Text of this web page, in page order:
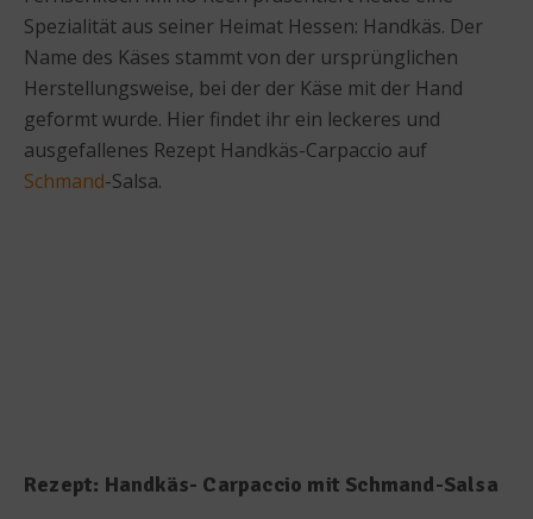
Spezialität aus seiner Heimat Hessen: Handkäs. Der
Name des Käses stammt von der ursprünglichen
Herstellungsweise, bei der der Käse mit der Hand
geformt wurde. Hier findet ihr ein leckeres und
ausgefallenes Rezept Handkäs-Carpaccio auf
Schmand-Salsa.
Rezept: Handkäs- Carpaccio mit Schmand-Salsa